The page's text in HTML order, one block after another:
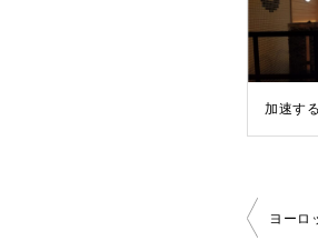
加速す
投
稿
ヨーロ